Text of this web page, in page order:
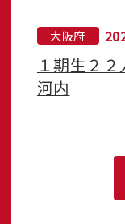
大阪府
１期生２
河内